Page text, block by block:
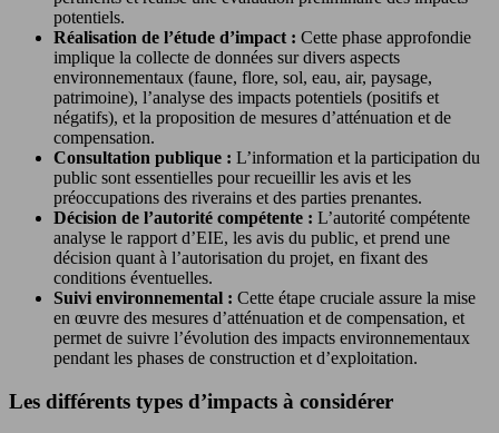
potentiels.
Réalisation de l’étude d’impact : Cette phase approfondie
implique la collecte de données sur divers aspects
environnementaux (faune, flore, sol, eau, air, paysage,
patrimoine), l’analyse des impacts potentiels (positifs et
négatifs), et la proposition de mesures d’atténuation et de
compensation.
Consultation publique : L’information et la participation du
public sont essentielles pour recueillir les avis et les
préoccupations des riverains et des parties prenantes.
Décision de l’autorité compétente : L’autorité compétente
analyse le rapport d’EIE, les avis du public, et prend une
décision quant à l’autorisation du projet, en fixant des
conditions éventuelles.
Suivi environnemental : Cette étape cruciale assure la mise
en œuvre des mesures d’atténuation et de compensation, et
permet de suivre l’évolution des impacts environnementaux
pendant les phases de construction et d’exploitation.
Les différents types d’impacts à considérer